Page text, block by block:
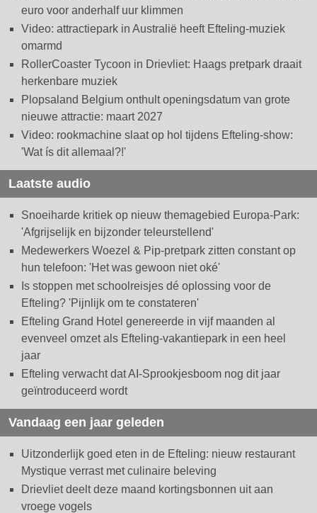
euro voor anderhalf uur klimmen
Video: attractiepark in Australië heeft Efteling-muziek
omarmd
RollerCoaster Tycoon in Drievliet: Haags pretpark draait
herkenbare muziek
Plopsaland Belgium onthult openingsdatum van grote
nieuwe attractie: maart 2027
Video: rookmachine slaat op hol tijdens Efteling-show:
'Wat ís dit allemaal?!'
Laatste audio
Snoeiharde kritiek op nieuw themagebied Europa-Park:
'Afgrijselijk en bijzonder teleurstellend'
Medewerkers Woezel & Pip-pretpark zitten constant op
hun telefoon: 'Het was gewoon niet oké'
Is stoppen met schoolreisjes dé oplossing voor de
Efteling? 'Pijnlijk om te constateren'
Efteling Grand Hotel genereerde in vijf maanden al
evenveel omzet als Efteling-vakantiepark in een heel
jaar
Efteling verwacht dat AI-Sprookjesboom nog dit jaar
geïntroduceerd wordt
Vandaag een jaar geleden
Uitzonderlijk goed eten in de Efteling: nieuw restaurant
Mystique verrast met culinaire beleving
Drievliet deelt deze maand kortingsbonnen uit aan
vroege vogels